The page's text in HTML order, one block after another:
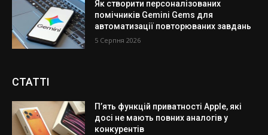
Як створити персоналізованих
помічників Gemini Gems для
автоматизації повторюваних завдань
5 Серпня 2026
СТАТТІ
П’ять функцій приватності Apple, які
досі не мають повних аналогів у
конкурентів